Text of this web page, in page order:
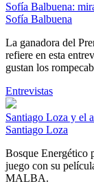
Sofía Balbuena:
Sofía Balbuena
La ganadora del
refiere en esta
gustan los
Entrevistas
Santiago Loza y el
Santiago Loza
Bosque Energético
juego con su
MALBA.